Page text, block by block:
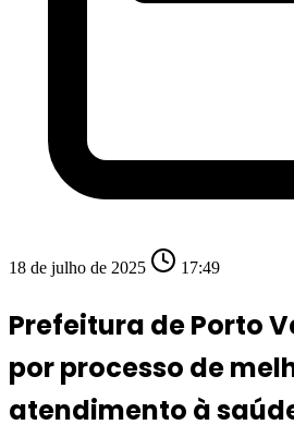
18 de julho de 2025 17:49
Prefeitura de Porto
por processo de
atendimento à